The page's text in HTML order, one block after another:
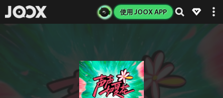
使用 JOOX APP